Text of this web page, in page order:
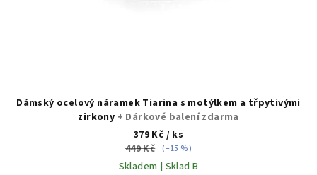
Dámský ocelový náramek Tiarina s motýlkem a třpytivými
zirkony + Dárkové balení zdarma
379 Kč / ks
449 Kč (–15 %)
Skladem | Sklad B